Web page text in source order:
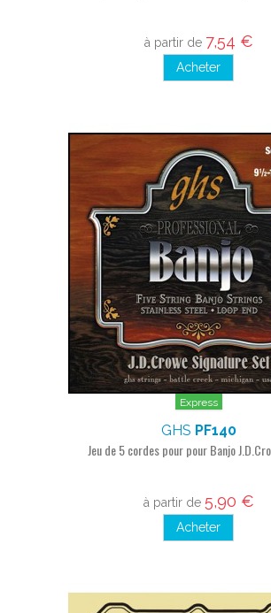
à partir de 7,54 €
Acheter
Express
GHS PF140
Jeu de 5 cordes pour pour Banjo
à partir de 5,90 €
Acheter